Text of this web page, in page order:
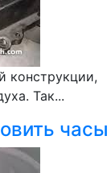
конструкции,
Так...
часы